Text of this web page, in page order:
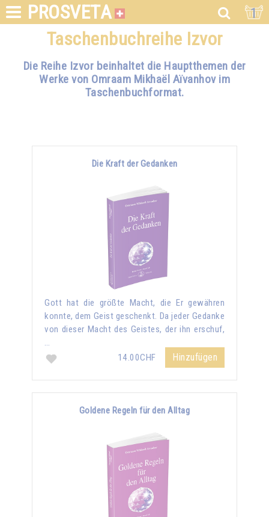
PROSVETA 1
Taschenbuchreihe Izvor
Die Reihe Izvor beinhaltet die Hauptthemen der
Werke von Omraam Mikhaël Aïvanhov im
Taschenbuchformat.
Die Kraft der Gedanken
Gott hat die größte Macht, die Er gewähren
konnte, dem Geist geschenkt. Da jeder Gedanke
von dieser Macht des Geistes, der ihn erschuf,
14.00CHF
Hinzufügen
Goldene Regeln für den Alltag